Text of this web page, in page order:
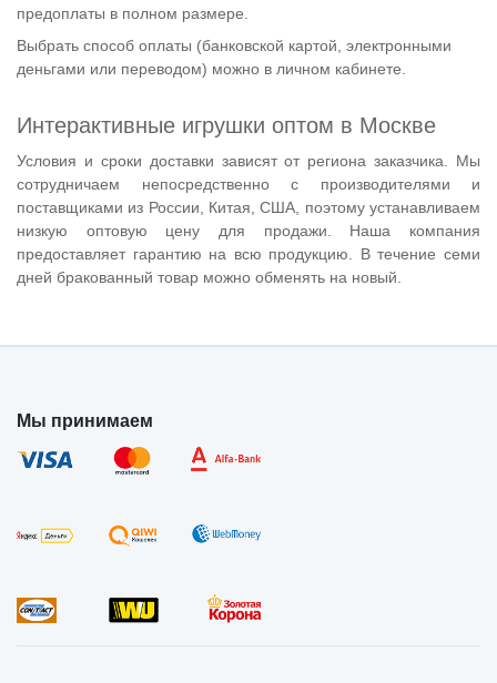
предоплаты в полном размере.
Выбрать способ оплаты (банковской картой, электронными
деньгами или переводом) можно в личном кабинете.
Интерактивные игрушки оптом в Москве
Условия и сроки доставки зависят от региона заказчика. Мы
сотрудничаем непосредственно с производителями и
поставщиками из России, Китая, США, поэтому устанавливаем
низкую оптовую цену для продажи. Наша компания
предоставляет гарантию на всю продукцию. В течение семи
дней бракованный товар можно обменять на новый.
Мы принимаем